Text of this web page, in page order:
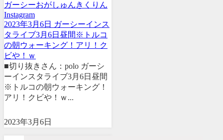
ガーシーおがしゅんきくりん
Instagram
2023年3月6日 ガーシーインス
タライブ3月6日昼間※トルコ
の朝ウォーキング！アリ！ク
ビや！ｗ
■切り抜きさん：polo ガーシ
ーインスタライブ3月6日昼間
※トルコの朝ウォーキング！
アリ！クビや！ｗ...
2023年3月6日